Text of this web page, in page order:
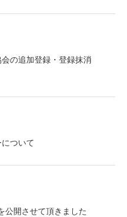
会の追加登録・登録抹消
について
公開させて頂きました